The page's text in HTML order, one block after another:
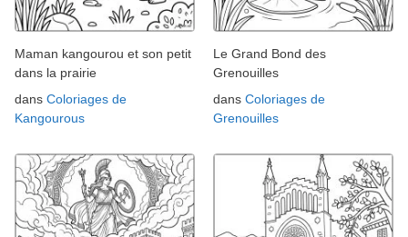
Maman kangourou et son petit
dans la prairie
dans Coloriages de
Kangourous
Le Grand Bond des
Grenouilles
dans Coloriages de
Grenouilles